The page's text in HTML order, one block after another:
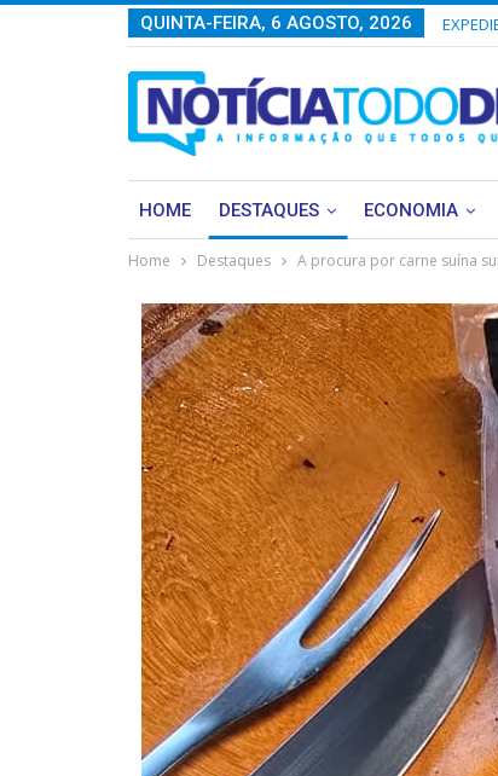
QUINTA-FEIRA, 6 AGOSTO, 2026
HOME DESTAQUES ECONOMIA
Home Destaques A procura por carne suína